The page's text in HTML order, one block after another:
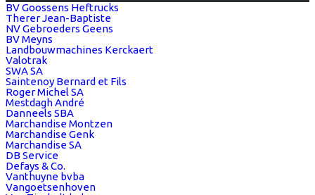
BV Goossens Heftrucks
Therer Jean-Baptiste
NV Gebroeders Geens
BV Meyns
Landbouwmachines Kerckaert
Valotrak
SWA SA
Saintenoy Bernard et Fils
Roger Michel SA
Mestdagh André
Danneels SBA
Marchandise Montzen
Marchandise Genk
Marchandise SA
DB Service
Defays & Co.
Vanthuyne bvba
Vangoetsenhoven